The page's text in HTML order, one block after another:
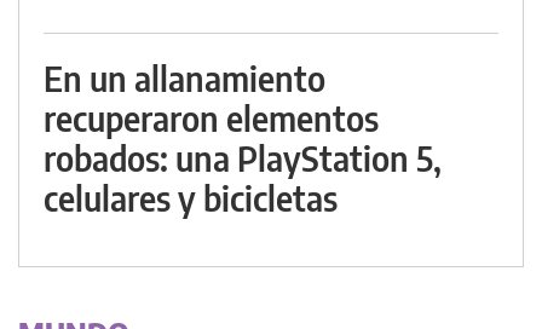
En un allanamiento
recuperaron elementos
robados: una PlayStation 5,
celulares y bicicletas